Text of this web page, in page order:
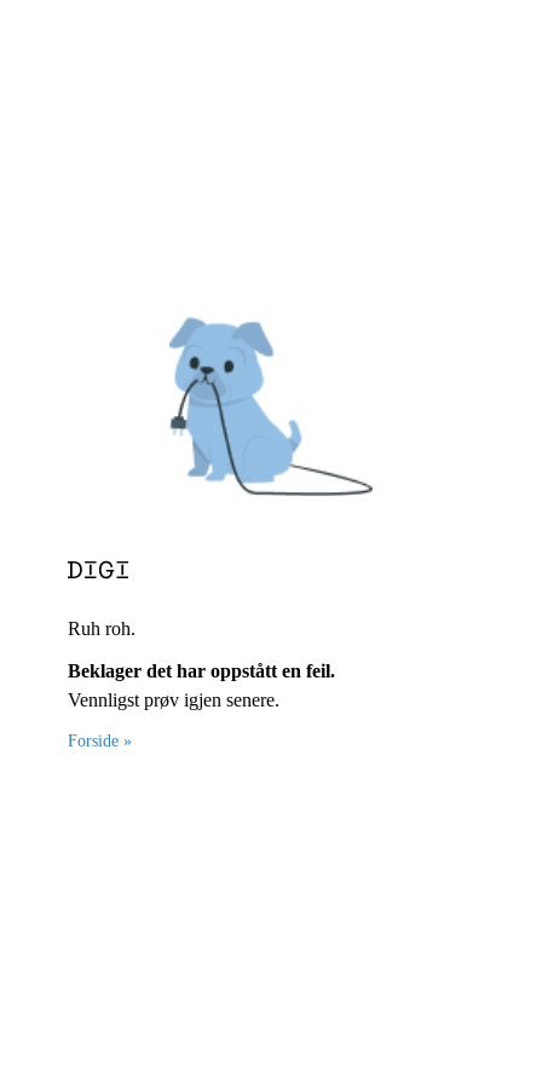
Ruh roh.
Beklager det har oppstått en feil.
Vennligst prøv igjen senere.
Forside »